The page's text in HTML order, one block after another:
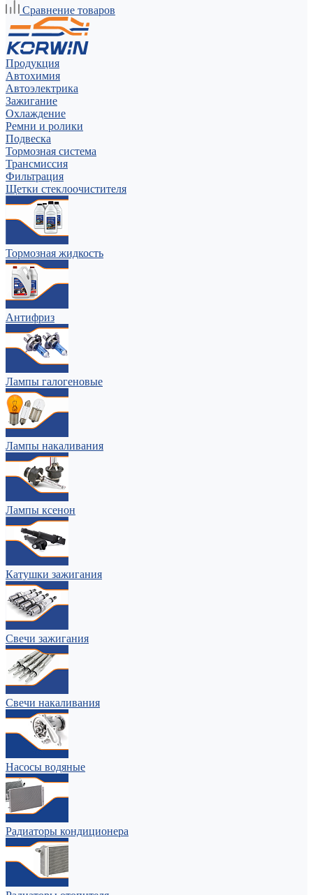
Сравнение товаров
Продукция
Автохимия
Автоэлектрика
Зажигание
Охлаждение
Ремни и ролики
Подвеска
Тормозная система
Трансмиссия
Фильтрация
Щетки стеклоочистителя
Тормозная жидкость
Антифриз
Лампы галогеновые
Лампы накаливания
Лампы ксенон
Катушки зажигания
Свечи зажигания
Свечи накаливания
Насосы водяные
Радиаторы кондиционера